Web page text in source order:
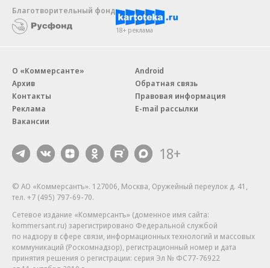
Благотворительный фонд
18+ реклама
О «Коммерсанте»
Архив
Контакты
Реклама
Вакансии
Android
Обратная связь
Правовая информация
E-mail рассылки
18+
© АО «Коммерсантъ». 127006, Москва, Оружейный переулок д. 41,
тел. +7 (495) 797-69-70.
Сетевое издание «Коммерсантъ» (доменное имя сайта:
kommersant.ru) зарегистрировано Федеральной службой
по надзору в сфере связи, информационных технологий и массовых
коммуникаций (Роскомнадзор), регистрационный номер и дата
принятия решения о регистрации: серия Эл № ФС77-76922